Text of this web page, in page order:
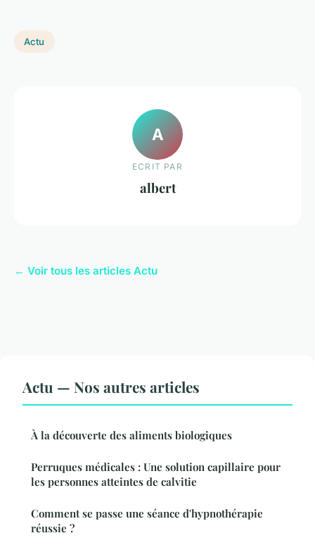
Actu
A
ECRIT PAR
albert
← Voir tous les articles Actu
Actu — Nos autres articles
À la découverte des aliments biologiques
Perruques médicales : Une solution capillaire pour
les personnes atteintes de calvitie
Comment se passe une séance d'hypnothérapie
réussie ?